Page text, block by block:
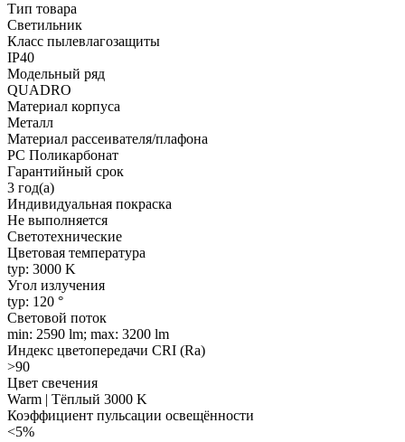
Тип товара
Светильник
Класс пылевлагозащиты
IP40
Модельный ряд
QUADRO
Материал корпуса
Металл
Материал рассеивателя/плафона
PC Поликарбонат
Гарантийный срок
3 год(а)
Индивидуальная покраска
Не выполняется
Светотехнические
Цветовая температура
typ: 3000 K
Угол излучения
typ: 120 °
Световой поток
min: 2590 lm; max: 3200 lm
Индекс цветопередачи CRI (Ra)
>90
Цвет свечения
Warm | Тёплый 3000 K
Коэффициент пульсации освещённости
<5%